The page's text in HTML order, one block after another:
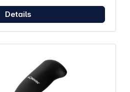
Details